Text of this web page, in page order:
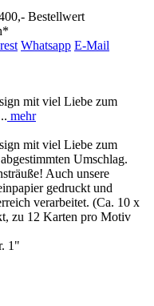
Bestellwert
Whatsapp E-Mail
mit viel Liebe zum
mehr
mit viel Liebe zum
Umschlag.
Auch unsere
gedruckt und
verarbeitet. (Ca. 10 x
zu 12 Karten pro Motiv
1"